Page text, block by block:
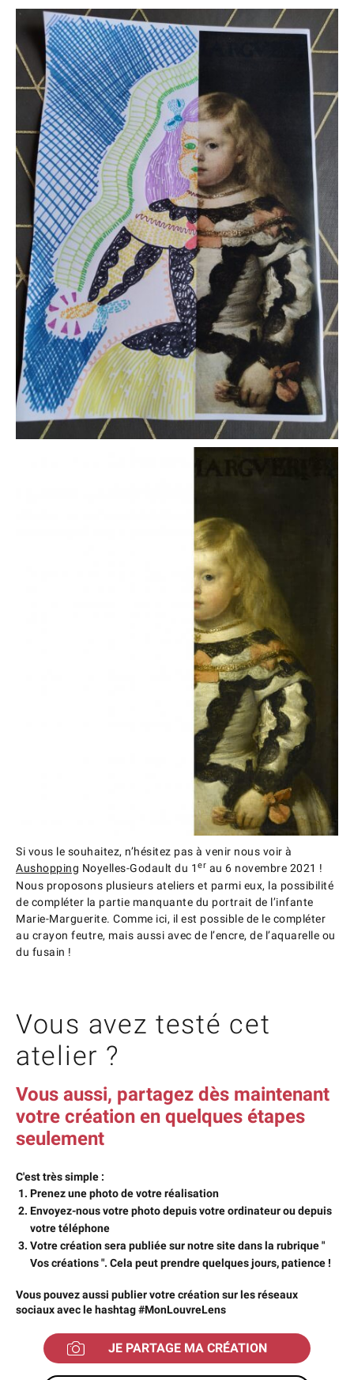
Si vous le souhaitez, n’hésitez pas à venir nous voir à
Aushopping Noyelles-Godault du 1 er au 6 novembre 2021 !
Nous proposons plusieurs ateliers et parmi eux, la possibilité
de compléter la partie manquante du portrait de l’infante
Marie-Marguerite. Comme ici, il est possible de le compléter
au crayon feutre, mais aussi avec de l’encre, de l’aquarelle ou
du fusain !
Vous avez testé cet
atelier ?
Vous aussi, partagez dès maintenant
votre création en quelques étapes
seulement
C'est très simple :
Prenez une photo de votre réalisation
Envoyez-nous votre photo depuis votre ordinateur ou depuis
votre téléphone
Votre création sera publiée sur notre site dans la rubrique "
Vos créations ". Cela peut prendre quelques jours, patience !
Vous pouvez aussi publier votre création sur les réseaux
sociaux avec le hashtag #MonLouvreLens
JE PARTAGE MA CRÉATION